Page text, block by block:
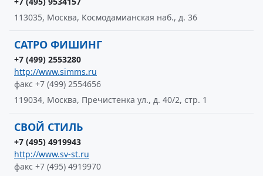
113035, Москва, Космодамианская наб., д. 36
САТРО ФИШИНГ
+7 (499) 2553280
http://www.simms.ru
факс +7 (499) 2554656
119034, Москва, Пречистенка ул., д. 40/2, стр. 1
СВОЙ СТИЛЬ
+7 (495) 4919943
http://www.sv-st.ru
факс +7 (495) 4919970